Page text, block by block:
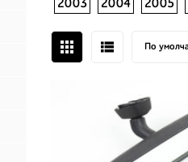
2003 2004 2005